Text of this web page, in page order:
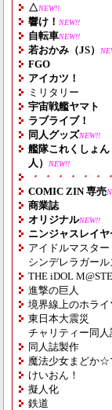
△NEW!!
響け！ NEW!!
自転車NEW!!
若おかみ（JS）
FGO
アイカツ！
ミリタリー
宇宙戦艦ヤマト
ラブライブ！
同人グッズNEW!!
艦隊これくしょん
人）
NEW!!
・・・・・・
COMIC ZIN 専売
商業誌
オリジナルNEW!!
ニンジャスレイヤ
アイドルマスター
シンデレラガール
THE iDOL
進撃の巨人
境界線上のホライ
東日本大震災
チャリティー同人
同人誌製作
魔法少女まどか☆
けいおん！
擬人化
鉄道